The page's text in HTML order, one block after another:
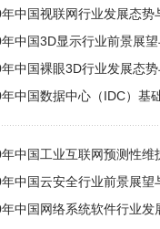
中国视联网行业发展态势
中国3D显示行业前景展
中国裸眼3D行业发展态
中国数据中心（IDC）基
中国工业互联网预测性
中国云安全行业前景展望
中国网络系统软件行业发